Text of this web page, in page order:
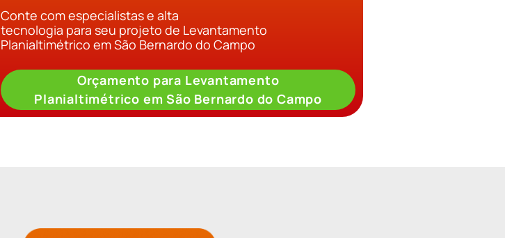
Conte com especialistas e alta
tecnologia para seu projeto de Levantamento
Planialtimétrico em São Bernardo do Campo
Orçamento para Levantamento
Planialtimétrico em São Bernardo do Campo